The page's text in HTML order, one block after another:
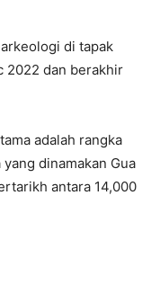
di tapak
2022 dan berakhir
adalah rangka
dinamakan Gua
antara 14,000